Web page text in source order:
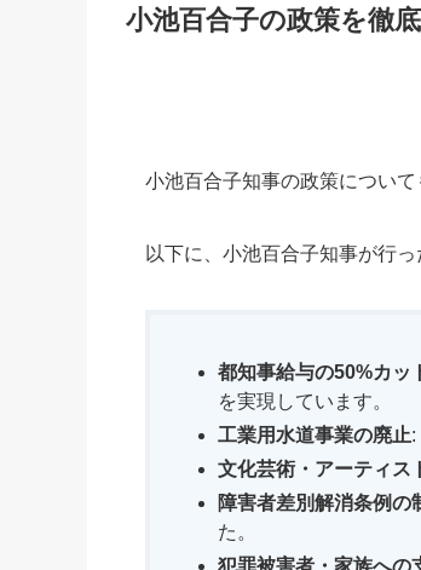
小池百合子の政策を徹底
小池百合子知事の政策につい
以下に、小池百合子知事が行っ
都知事給与の50%カッ
を実現しています。
工業用水道事業の廃止:
文化芸術・アーティス
障害者差別解消条例の
た。